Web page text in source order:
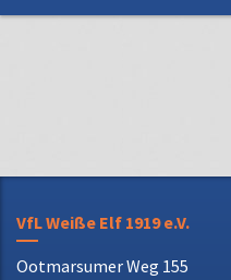
VfL Weiße Elf 1919 e.V.
Ootmarsumer Weg 155